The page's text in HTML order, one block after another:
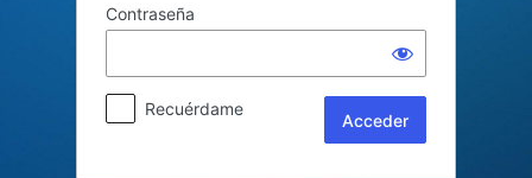
Contraseña
Recuérdame